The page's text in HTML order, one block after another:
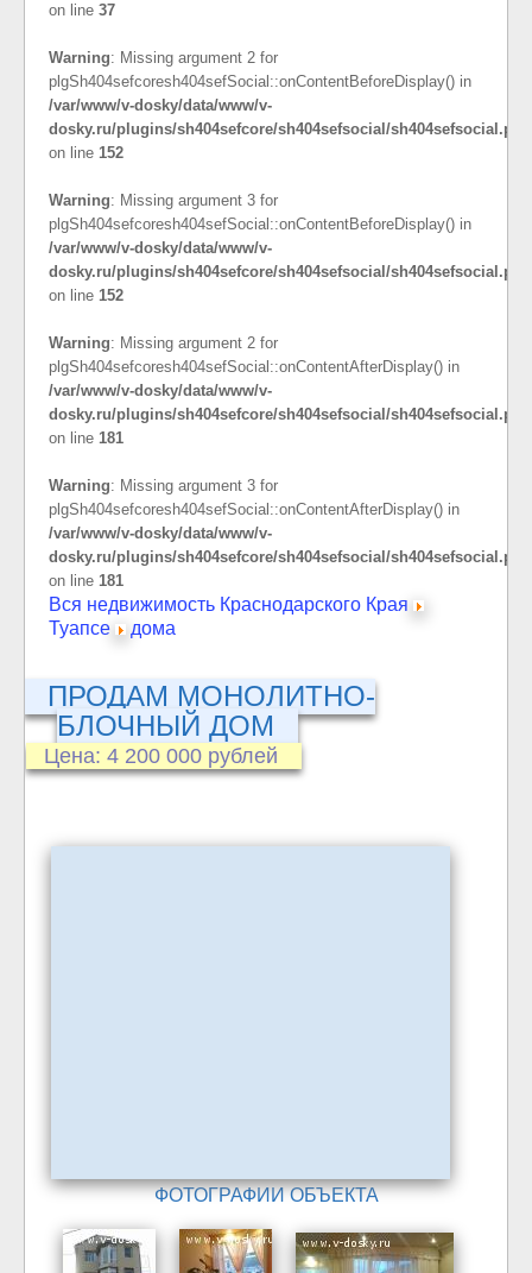
on line 37
Warning: Missing argument 2 for
plgSh404sefcoresh404sefSocial::onContentBeforeDisplay() in
/var/www/v-dosky/data/www/v-
dosky.ru/plugins/sh404sefcore/sh404sefsocial/sh404sefsocial.php
on line 152
Warning: Missing argument 3 for
plgSh404sefcoresh404sefSocial::onContentBeforeDisplay() in
/var/www/v-dosky/data/www/v-
dosky.ru/plugins/sh404sefcore/sh404sefsocial/sh404sefsocial.php
on line 152
Warning: Missing argument 2 for
plgSh404sefcoresh404sefSocial::onContentAfterDisplay() in
/var/www/v-dosky/data/www/v-
dosky.ru/plugins/sh404sefcore/sh404sefsocial/sh404sefsocial.php
on line 181
Warning: Missing argument 3 for
plgSh404sefcoresh404sefSocial::onContentAfterDisplay() in
/var/www/v-dosky/data/www/v-
dosky.ru/plugins/sh404sefcore/sh404sefsocial/sh404sefsocial.php
on line 181
Вся недвижимость Краснодарского Края
Туапсе
дома
ПРОДАМ МОНОЛИТНО-
БЛОЧНЫЙ ДОМ
Цена: 4 200 000 рублей
ФОТОГРАФИИ ОБЪЕКТА